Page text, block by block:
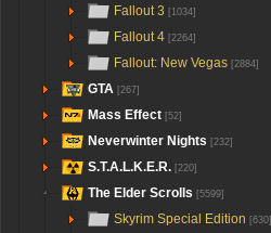
Fallout 3 [1034]
Fallout 4 [2264]
Fallout: New Vegas [2884]
GTA [267]
Mass Effect [52]
Neverwinter Nights [232]
S.T.A.L.K.E.R. [220]
The Elder Scrolls [5599]
Skyrim Special Edition [630]